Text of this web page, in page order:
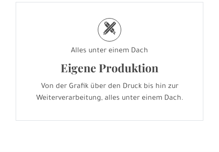
h
Alles unter einem Dach
Eigene Produktion
Von der Grafik über den Druck bis hin zur
Weiterverarbeitung, alles unter einem Dach.